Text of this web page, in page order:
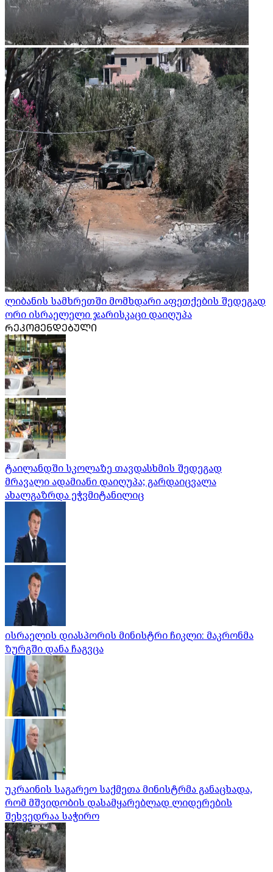
ლიბანის სამხრეთში მომხდარი აფეთქების შედეგად
ორი ისრაელელი ჯარისკაცი დაიღუპა
ᲠᲔᲙᲝᲛᲔᲜᲓᲔᲑᲣᲚᲘ
ტაილანდში სკოლაზე თავდასხმის შედეგად
მრავალი ადამიანი დაიღუპა; გარდაიცვალა
ახალგაზრდა ეჭვმიტანილიც
ისრაელის დიასპორის მინისტრი ჩიკლი: მაკრონმა
ზურგში დანა ჩაგვცა
უკრაინის საგარეო საქმეთა მინისტრმა განაცხადა,
რომ მშვიდობის დასამყარებლად ლიდერების
შეხვედრაა საჭირო